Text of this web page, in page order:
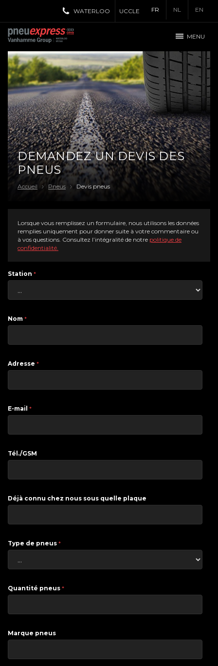
FR NL EN
WATERLOO UCCLE
MENU
DEMANDEZ UN DEVIS DES
PNEUS
Accueil Pneus Devis pneus
Lorsque vous remplissez un formulaire, nous utilisons les données
remplies uniquement pour donner suite à votre commentaire ou
à vos questions. Consultez l’intégralité de notre politique de
confidentialité.
Station *
Nom *
Adresse *
E-mail *
Tél./GSM
Déjà connu chez nous sous quelle plaque
Type de pneus *
Quantité pneus *
Marque pneus